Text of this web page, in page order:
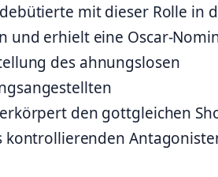
mit dieser Rolle in
und erhielt eine Oscar-
des ahnungslosen
den gottgleichen
kontrollierenden